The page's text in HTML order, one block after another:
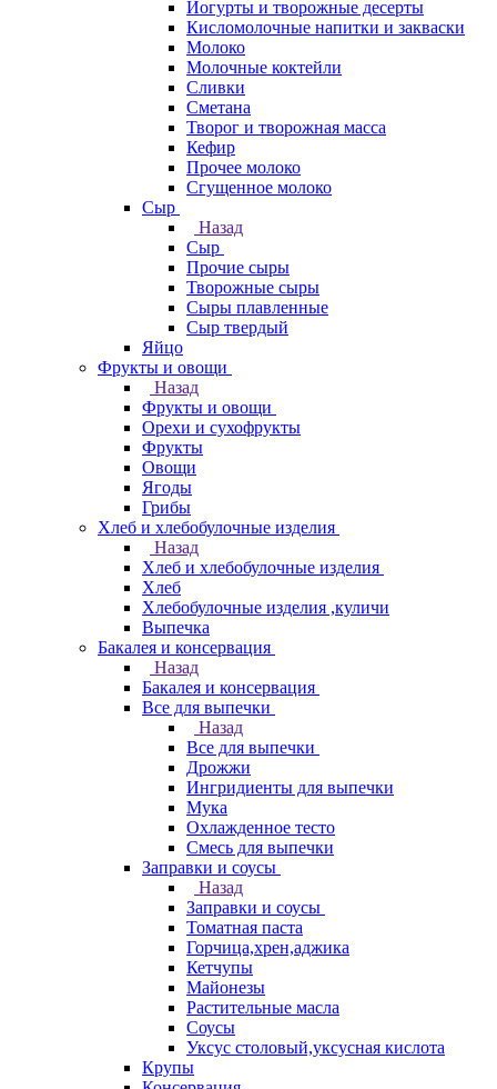
Йогурты и творожные десерты
Кисломолочные напитки и закваски
Молоко
Молочные коктейли
Сливки
Сметана
Творог и творожная масса
Кефир
Прочее молоко
Сгущенное молоко
Сыр
Назад
Сыр
Прочие сыры
Творожные сыры
Сыры плавленные
Сыр твердый
Яйцо
Фрукты и овощи
Назад
Фрукты и овощи
Орехи и сухофрукты
Фрукты
Овощи
Ягоды
Грибы
Хлеб и хлебобулочные изделия
Назад
Хлеб и хлебобулочные изделия
Хлеб
Хлебобулочные изделия ,куличи
Выпечка
Бакалея и консервация
Назад
Бакалея и консервация
Все для выпечки
Назад
Все для выпечки
Дрожжи
Ингридиенты для выпечки
Мука
Охлажденное тесто
Смесь для выпечки
Заправки и соусы
Назад
Заправки и соусы
Томатная паста
Горчица,хрен,аджика
Кетчупы
Майонезы
Растительные масла
Соусы
Уксус столовый,уксусная кислота
Крупы